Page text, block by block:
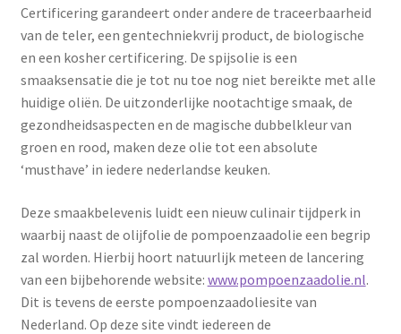
Certificering garandeert onder andere de traceerbaarheid
van de teler, een gentechniekvrij product, de biologische
en een kosher certificering. De spijsolie is een
smaaksensatie die je tot nu toe nog niet bereikte met alle
huidige oliën. De uitzonderlijke nootachtige smaak, de
gezondheidsaspecten en de magische dubbelkleur van
groen en rood, maken deze olie tot een absolute
‘musthave’ in iedere nederlandse keuken.
Deze smaakbelevenis luidt een nieuw culinair tijdperk in
waarbij naast de olijfolie de pompoenzaadolie een begrip
zal worden. Hierbij hoort natuurlijk meteen de lancering
van een bijbehorende website: www.pompoenzaadolie.nl.
Dit is tevens de eerste pompoenzaadoliesite van
Nederland. Op deze site vindt iedereen de